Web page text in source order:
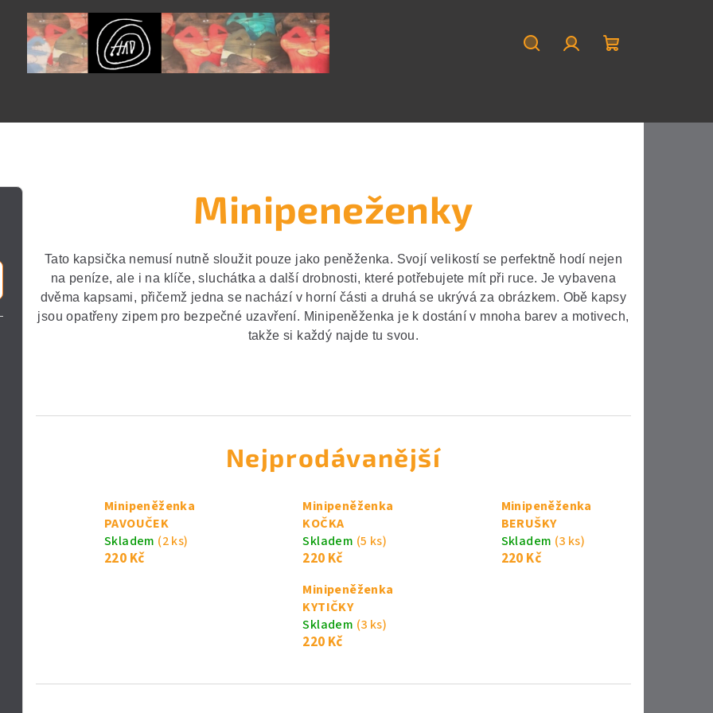
Minipeneženky
Tato kapsička nemusí nutně sloužit pouze jako peněženka. Svojí velikostí se perfektně hodí nejen
na peníze, ale i na klíče, sluchátka a další drobnosti, které potřebujete mít při ruce. Je vybavena
dvěma kapsami, přičemž jedna se nachází v horní části a druhá se ukrývá za obrázkem. Obě kapsy
jsou opatřeny zipem pro bezpečné uzavření. Minipeněženka je k dostání v mnoha barev a motivech,
takže si každý najde tu svou.
Nejprodávanější
Minipeněženka
PAVOUČEK
Skladem (2 ks)
220 Kč
Minipeněženka
KOČKA
Skladem (5 ks)
220 Kč
Minipeněženka
BERUŠKY
Skladem (3 ks)
220 Kč
Minipeněženka
KYTIČKY
Skladem (3 ks)
220 Kč